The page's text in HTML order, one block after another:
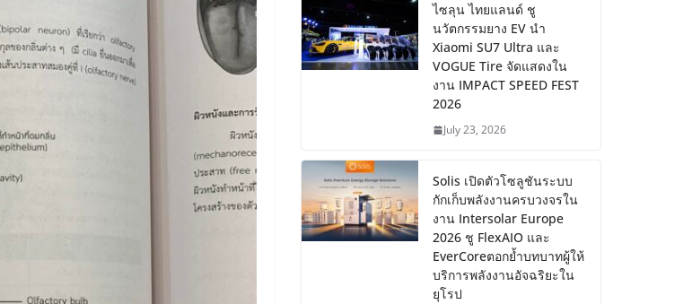
ไซลุน ไทยแลนด์ ชู
นวัตกรรมยาง EV นำ
Xiaomi SU7 Ultra และ
VOGUE Tire จัดแสดงใน
งาน IMPACT SPEED FEST
2026
July 23, 2026
Solis เปิดตัวโซลูชันระบบ
กักเก็บพลังงานครบวงจรใน
งาน Intersolar Europe
2026 ชู FlexAIO และ
EverCoreตอกย้ำบทบาทผู้ให้
บริการพลังงานอัจฉริยะใน
ยุโรป